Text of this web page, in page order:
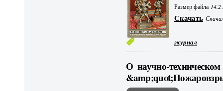
Размер файла 14.2
Скачать
журнал
О научно-